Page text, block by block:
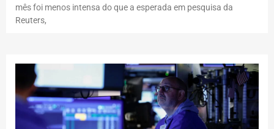
mês foi menos intensa do que a esperada em pesquisa da
Reuters,